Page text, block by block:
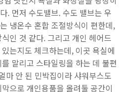
. 먼저 수도밸브. 수도 밸브는 우
냉온수 혼합 조절방식이 편한데,
인 것 같다. 그리고 개인 헤어드
는지도 체크하는데, 이곳 욕실에
말리고 스타일링을 하는 데 불편
마 안 된 민박집이라 샤워부스도
으로 개인용품을 올려둘 공간이